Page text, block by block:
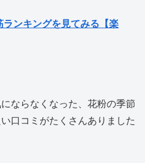
ランキングを見てみる【楽
ならなくなった、花粉の季節
口コミがたくさんありました